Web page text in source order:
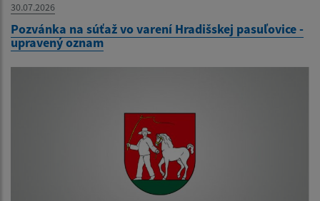
30.07.2026
Pozvánka na súťaž vo varení Hradišskej pasuľovice -
upravený oznam